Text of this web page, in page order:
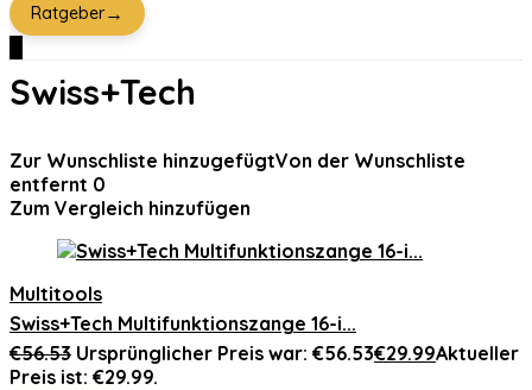
Ratgeber→
Swiss+Tech
Zur Wunschliste hinzugefügtVon der Wunschliste
entfernt 0
Zum Vergleich hinzufügen
Multitools
Swiss+Tech Multifunktionszange 16-i...
€56.53 Ursprünglicher Preis war: €56.53€29.99Aktueller
Preis ist: €29.99.